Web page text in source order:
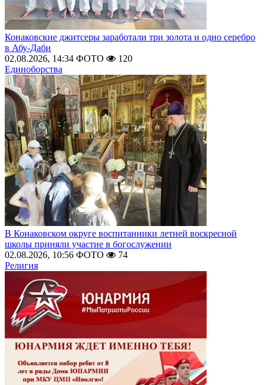
Конаковские джитсеры заработали три золота и одно серебро
в Абу-Даби
02.08.2026, 14:34 ФОТО
120
Единоборства
В Конаковском округе воспитанники летней воскресной
школы приняли участие в богослужении
02.08.2026, 10:56 ФОТО
74
Религия